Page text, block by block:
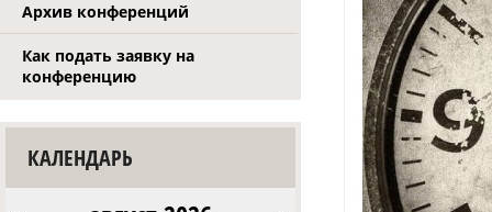
Архив конференций
Как подать заявку на
конференцию
КАЛЕНДАРЬ